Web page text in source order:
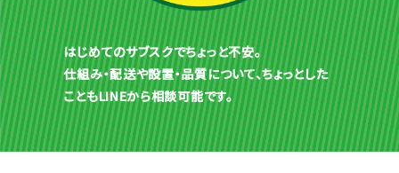
はじめてのサブスクでちょっと不安。
仕組み・配送や設置・品質について、ちょっとした
こともLINEから相談可能です。